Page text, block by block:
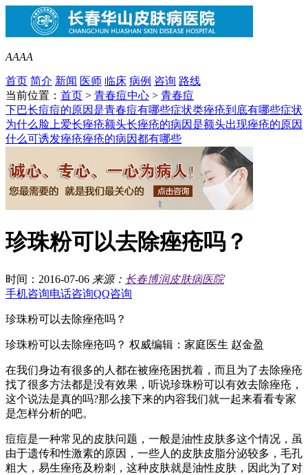
AAAA
首页 简介 新闻 医师 临床 病例 咨询 路线
当前位置： 首页 > 青春痘中心 > 青春痘
下巴长痘痘的原因是青春痘有哪些症状类痤疮到底有哪些症状
为什么脸上爱长痤疮额头长痤疮的病因是额头出现痤疮的原因
什么可诱发痤疮痤疮的病因都有哪些
珍珠粉可以去除痤疮吗？
时间：2016-07-06 来源： 长春博润皮肤病医院
手机咨询电话咨询QQ咨询
珍珠粉可以去除痤疮吗？
珍珠粉可以去除痤疮吗？ 权威编辑：家庭医生 赵金盈
在我们身边有很多的人都在被痤疮困扰着，而且为了去除痤疮
找了很多方法都是没有效果，听说珍珠粉可以有效去除痤疮，
这个说法是真的吗?那么接下来的内容我们就一起来看看专家
是怎样分析的吧。
痘痘是一种常见的皮肤问题，一般是油性皮肤多这个情况，虽
由于遗传和性激素的原因，一些人的皮肤皮脂分泌较多，毛孔
粗大，易生痤疮及粉刺，这种皮肤就是油性皮肤，因此为了对